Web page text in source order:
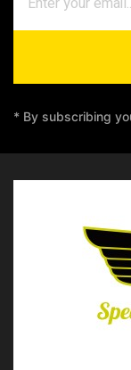
* By subscribing